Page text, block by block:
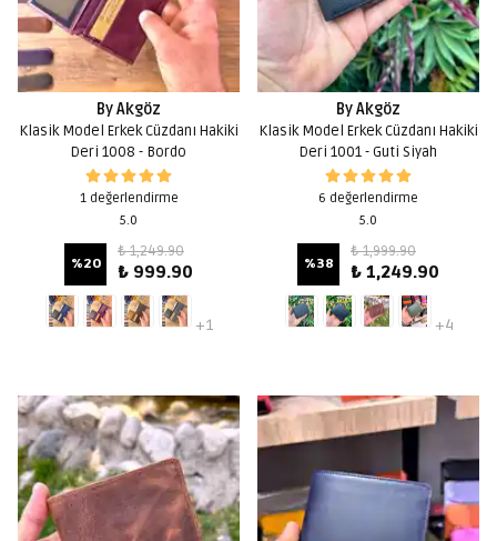
By Akgöz
Klasik Model Erkek Cüzdanı Hakiki
Deri 1008 - Bordo
1 değerlendirme
5.0
%20
₺ 1,249.90
₺ 999.90
+1
By Akgöz
Klasik Model Erkek Cüzdanı Hakiki
Deri 1001 - Guti Siyah
6 değerlendirme
5.0
%38
₺ 1,999.90
₺ 1,249.90
+4